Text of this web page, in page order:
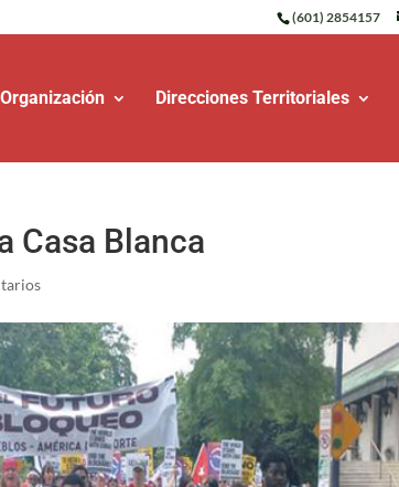
(601) 2854157
Organización Direcciones Territoriales
Casa Blanca